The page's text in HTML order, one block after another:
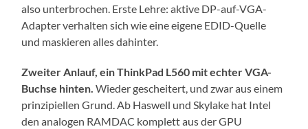
also unterbrochen. Erste Lehre: aktive DP-auf-VGA-
Adapter verhalten sich wie eine eigene EDID-Quelle
und maskieren alles dahinter.
Zweiter Anlauf, ein ThinkPad L560 mit echter VGA-
Buchse hinten. Wieder gescheitert, und zwar aus einem
prinzipiellen Grund. Ab Haswell und Skylake hat Intel
den analogen RAMDAC komplett aus der GPU